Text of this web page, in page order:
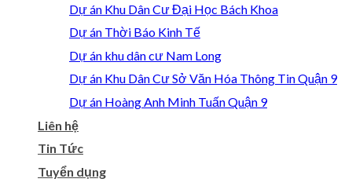
Dự án Khu Dân Cư Đại Học Bách Khoa
Dự án Thời Báo Kinh Tế
Dự án khu dân cư Nam Long
Dự án Khu Dân Cư Sở Văn Hóa Thông Tin Quận 9
Dự án Hoàng Anh Minh Tuấn Quận 9
Liên hệ
Tin Tức
Tuyển dụng